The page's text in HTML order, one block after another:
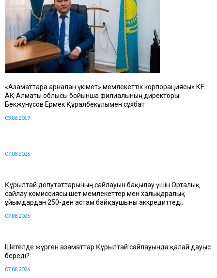
«Азаматтарға арналған үкімет» мемлекеттік корпорациясы» КЕ
АҚ Алматы облысы бойынша филиалының директоры
Бекжунусов Ермек Құралбекұлымен сұхбат
03.06.2019
07.08.2026
Құрылтай депутаттарының сайлауын бақылау үшін Орталық
сайлау комиссиясы шет мемлекеттер мен халықаралық
ұйымдардан 250-ден астам байқаушыны аккредиттеді.
07.08.2026
Шетелде жүрген азаматтар Құрылтай сайлауында қалай дауыс
береді?
07.08.2026